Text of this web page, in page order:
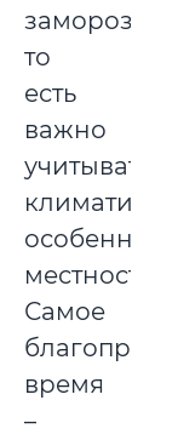
заморозков,
то
есть
важно
учитывать
особенности
местности.
Самое
время
–